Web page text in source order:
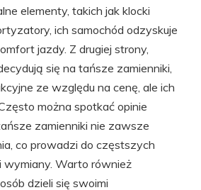
elementy, takich jak klocki
ich samochód odzyskuje
jazdy. Z drugiej strony,
się na tańsze zamienniki,
ze względu na cenę, ale ich
można spotkać opinie
zamienniki nie zawsze
co prowadzi do częstszych
wymiany. Warto również
dzieli się swoimi